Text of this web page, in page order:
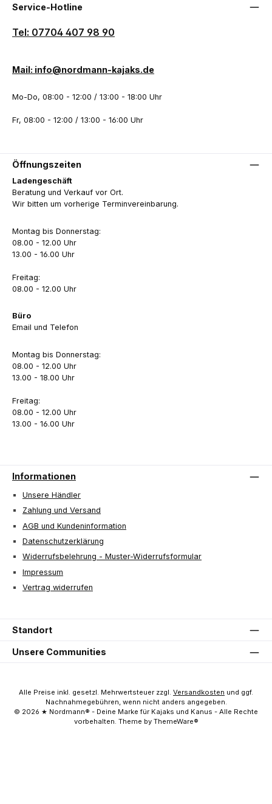
Service-Hotline
Tel: 07704 407 98 90
Mail: info@nordmann-kajaks.de
Mo-Do, 08:00 - 12:00 / 13:00 - 18:00 Uhr
Fr, 08:00 - 12:00 / 13:00 - 16:00 Uhr
Öffnungszeiten
Ladengeschäft
Beratung und Verkauf vor Ort.
Wir bitten um vorherige Terminvereinbarung.
Montag bis Donnerstag:
08.00 - 12.00 Uhr
13.00 - 16.00 Uhr
Freitag:
08.00 - 12.00 Uhr
Büro
Email und Telefon
Montag bis Donnerstag:
08.00 - 12.00 Uhr
13.00 - 18.00 Uhr
Freitag:
08.00 - 12.00 Uhr
13.00 - 16.00 Uhr
Informationen
Unsere Händler
Zahlung und Versand
AGB und Kundeninformation
Datenschutzerklärung
Widerrufsbelehrung - Muster-Widerrufsformular
Impressum
Vertrag widerrufen
Standort
Unsere Communities
Alle Preise inkl. gesetzl. Mehrwertsteuer zzgl. Versandkosten und ggf.
Nachnahmegebühren, wenn nicht anders angegeben.
© 2026 ★ Nordmann® - Deine Marke für Kajaks und Kanus - Alle Rechte
vorbehalten. Theme by ThemeWare®